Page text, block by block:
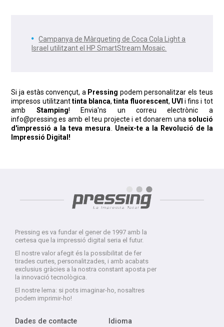
Campanya de Màrqueting de Coca Cola Light a
Israel utilitzant el HP SmartStream Mosaic.
Si ja estàs convençut, a Pressing podem personalitzar els teus
impresos utilitzanttinta blanca,tinta fluorescent, UVI i fins i tot
amb Stamping! Envia'ns un correu electrònic a
info@pressing.es amb el teu projecte i et donarem una solució
d'impressió a la teva mesura. Uneix-te a la Revolució de la
Impressió Digital!
Pressing es va fundar el gener de 1997 amb la
certesa que la impressió digital seria el futur.
El nostre valor afegit és la possibilitat de fer
tirades curtes, personalitzades, i amb acabats
exclusius gràcies a la nostra constant aposta per
la innovació tecnològica.
El nostre lema: si pots imaginar-ho, nosaltres
podem imprimir-ho!
Dades de contacte Idioma